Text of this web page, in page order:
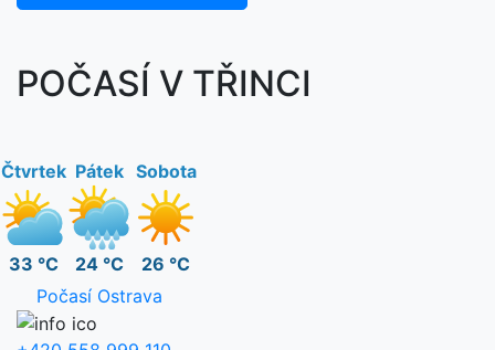
POČASÍ V TŘINCI
Čtvrtek
33 °C
Pátek
24 °C
Sobota
26 °C
Počasí Ostrava